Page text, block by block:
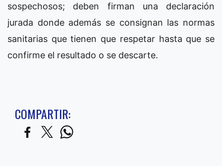
sospechosos; deben firman una declaración
jurada donde además se consignan las normas
sanitarias que tienen que respetar hasta que se
confirme el resultado o se descarte.
COMPARTIR: